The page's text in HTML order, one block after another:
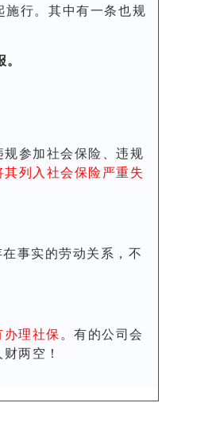
施行。其中有一条也规
规参加社会保险、违规
其列入社会保险严重失
事实的劳动关系，不
办理社保 。有的公司会
两空！